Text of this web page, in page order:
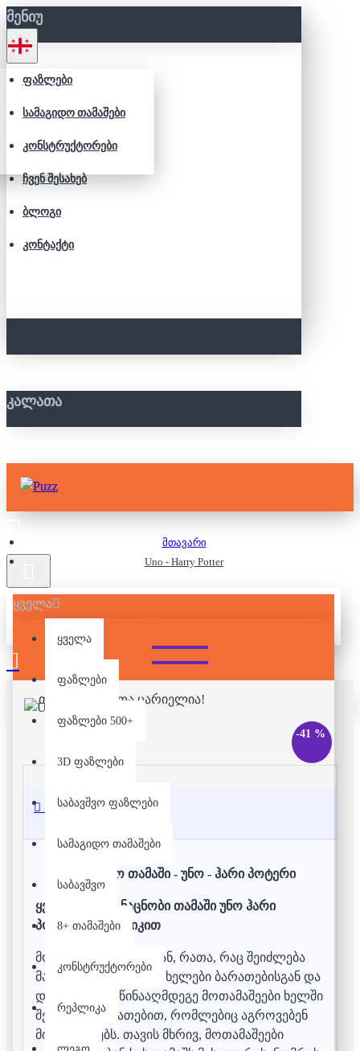
ᲛᲔᲜᲘᲣ
ᲤᲐᲖᲚᲔᲑᲘ
ᲡᲐᲛᲐᲒᲘᲓᲝ ᲗᲐᲛᲐᲨᲔᲑᲘ
ᲙᲝᲜᲡᲢᲠᲣᲥᲢᲝᲠᲔᲑᲘ
ᲩᲕᲔᲜ ᲨᲔᲡᲐᲮᲔᲑ
ᲑᲚᲝᲒᲘ
ᲙᲝᲜᲢᲐᲥᲢᲘ
ᲙᲐᲚᲐᲗᲐ
ყველა
ყველა
ფაზლები
ფაზლები 500+
3D ფაზლები
საბავშვო ფაზლები
სამაგიდო თამაშები
საბავშვო
8+ თამაშები
კონსტრუქტორები
რეპლიკა
თქვენი კალათა ცარიელია!
მთავარი
Uno - Harry Potter
UNO - HARRY POTTER
-41 %
აღწერა
სამაგიდო თამაში - უნო - ჰარი პოტერი
ყველასათვის ნაცნობი თამაში უნო ჰარი
პოტერის თემატიკით
მოთამაშეები იბრძვიან, რათა, რაც შეიძლება
მალე დაიცარიელონ ხელები ბარათებისგან და
დაიჭირონ მოწინააღმდეგე მოთამაშეები ხელში
შემხმარი ბარათებით, რომლებიც აგროვებენ
მინუს ქულებს. თავის მხრივ, მოთამაშეები